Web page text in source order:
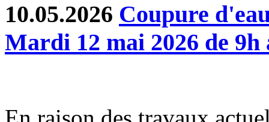
10.05.2026 Coupure
Mardi 12 mai 2026 de 9h